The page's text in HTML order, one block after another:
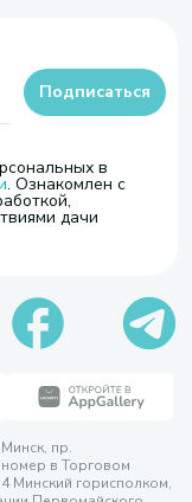
в
. Ознакомлен с
дачи
Подписаться
пр.
в Торговом
Минский горисполком,